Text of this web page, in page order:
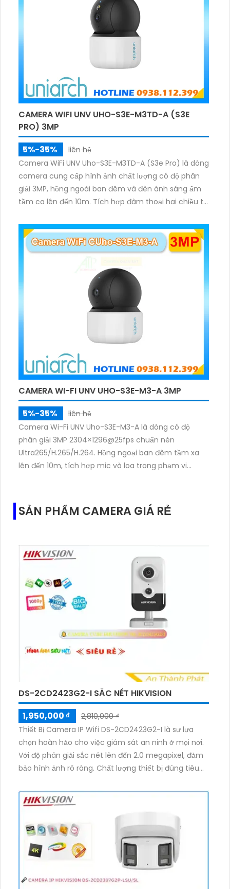
CAMERA WIFI UNV UHO-S3E-M3TD-A (S3E
PRO) 3MP
5%-35%
liên hệ
Camera WiFi UNV Uho-S3E-M3TD-A (S3e Pro) là dòng
camera cung cấp hình ảnh chất lượng có độ phân
giải 3MP, hồng ngoài ban đêm và đèn ánh sáng ấm
tầm ca lên đến 10m. Tích hợp đàm thoại hai chiều to
CAMERA WI-FI UNV UHO-S3E-M3-A 3MP
5%-35%
liên hệ
Camera Wi-Fi UNV Uho-S3E-M3-A là dòng có độ
phân giải 3MP 2304×1296@25fps chuẩn nén
Ultra265/H.265/H.264. Hồng ngoại ban đêm tầm xa
lên đến 10m, tích hợp mic và loa trong phạm vi
SẢN PHẨM CAMERA GIÁ RẺ
DS-2CD2423G2-I SẮC NÉT HIKVISION
1,950,000 ₫
2,810,000 ₫
Thiết Bị Camera IP Wifi DS-2CD2423G2-I là sự lựa
chọn hoàn hảo cho việc giám sát an ninh ở mọi nơi.
Với độ phân giải sắc nét lên đến 2.0 megapixel, đảm
bảo hình ảnh rõ ràng. Chất lượng thiết bị đúng tiêu
10m. Được trang bị công nghệ IP Wifi không giảm
chất lượng, hỗ trợ Hồng Ngoại Smart IR. Thiết kế nhỏ
gọn Cube đẹp mắt, có chức năng thu âm và loa rõ
ràng, mang đến trải nghiệm tốt nhất cho người dùng.